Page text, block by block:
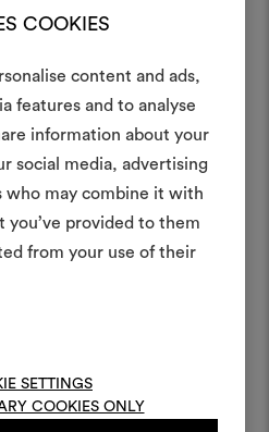
COOKIES
content and ads,
features and to analyse
information about your
social media, advertising
who may combine it with
provided to them
from your use of their
SETTINGS
COOKIES ONLY
Crea
Uno strumento interattivo
e condividere le tue idee,